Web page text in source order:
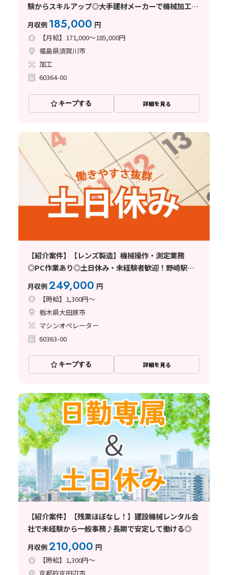
験からスキルアップ◎大手建材メーカーで機械加工な
月収例 185,000 円
【月給】171,000～185,000円
福島県須賀川市
加工
60364-00
キープする 詳細を見る
【紹介案件】【レンズ製造】機械操作・測定業務
◎PC作業あり◎土日休み・未経験者歓迎！野崎駅か
ら車で8分！
月収例249,000 円
【時給】1,300円～
栃木県大田原市
マシンオペレーター
60363-00
キープする 詳細を見る
【紹介案件】【残業ほぼなし！】建設機械レンタル会
社で未経験から一般事務♪長期で安定して働ける◎
月収例210,000 円
【時給】1,300円～